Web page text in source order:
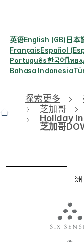
英语English (GB)日本
FrançaisEspañol
Português한국어ไทย
Bahasa Indonesia
探索更多
芝加哥
Holiday
芝加哥